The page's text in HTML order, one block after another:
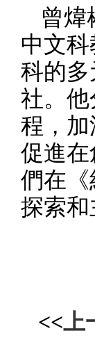
曾煒
中文
科的
社。
程，
促進
們在
探索和
<<上